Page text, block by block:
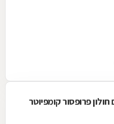
פרופסור קומפיוטר